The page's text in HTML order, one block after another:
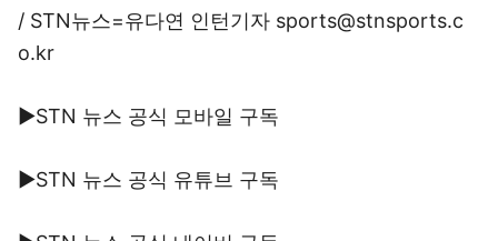
/ STN뉴스=유다연 인턴기자 sports@stnsports.c
o.kr
▶STN 뉴스 공식 모바일 구독
▶STN 뉴스 공식 유튜브 구독